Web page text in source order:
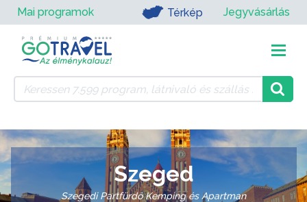
Mai programok Térkép Jegyvásárlás
Szeged
Szegedi Partfürdő Kemping és Apartman